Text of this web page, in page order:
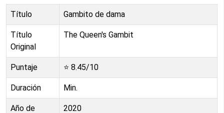
Título Gambito de dama
Título
Original
The Queen's Gambit
Puntaje ⭐ 8.45/10
Duración Min.
Año de
2020